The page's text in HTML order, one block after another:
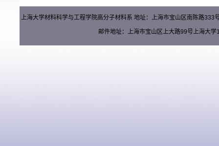
上海大学材料科学与工程学院高分子材料系 地址：上海市宝山区南陈路
邮件地址：上海市宝山区上大路99号上海大